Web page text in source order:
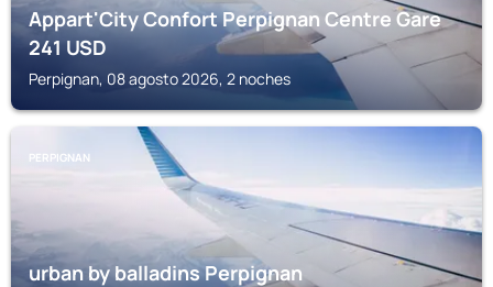
Appart'City Confort Perpignan Centre Gare
241USD
Perpignan, 08 agosto 2026, 2 noches
PERPIGNAN
urban by balladins Perpignan